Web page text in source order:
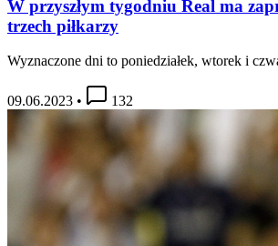
W przyszłym tygodniu Real ma
trzech piłkarzy
Wyznaczone dni to poniedziałek, wtorek i
09.06.2023 • 132